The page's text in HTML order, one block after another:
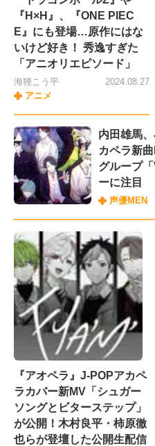
『H×H』、『ONE PIEC
E』にも登場…原作にはな
いけど好き！ 秀逸すぎた
「アニオリエピソード」
海狸こう平
アニメ
2024.08.27
内田雄馬
カペラ新
グループ
ーに注目
声優MEN
『アオペラ』J-POPアカペ
ラカバー新MV「シュガー
ソングとビターステップ」
が公開！木村良平・柿原徹
也らが登壇した公開生配信